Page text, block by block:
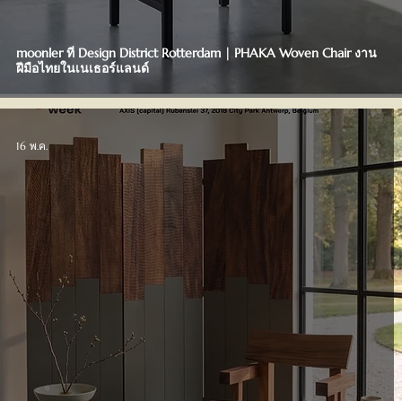
moonler ที่ Design District Rotterdam | PHAKA Woven Chair งาน
ฝีมือไทยในเนเธอร์แลนด์
16 พ.ค.